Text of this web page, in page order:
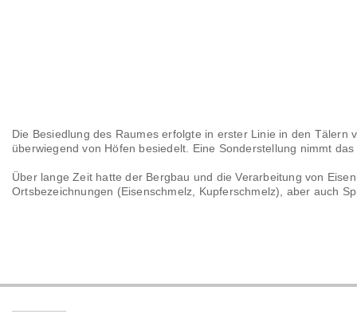
Die Besiedlung des Raumes erfolgte in erster Linie in den Tälern
überwiegend von Höfen besiedelt. Eine Sonderstellung nimmt
Über lange Zeit hatte der Bergbau und die Verarbeitung von
Ortsbezeichnungen (Eisenschmelz, Kupferschmelz), aber auch